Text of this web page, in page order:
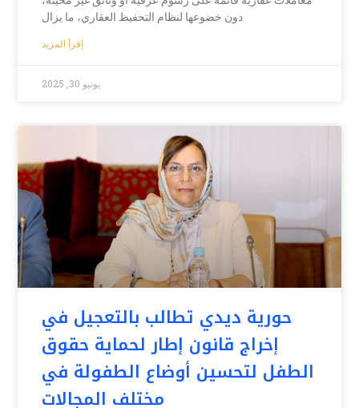
دون خضوعها لنظام التحفيظ العقاري، ما يزال
إقرأ المزيد
يونيو 30, 2025
حورية ديدي تطالب بالتعجيل في
إخراج قانون إطار لحماية حقوق
الطفل لتحسين أوضاع الطفولة في
مختلف المجالات